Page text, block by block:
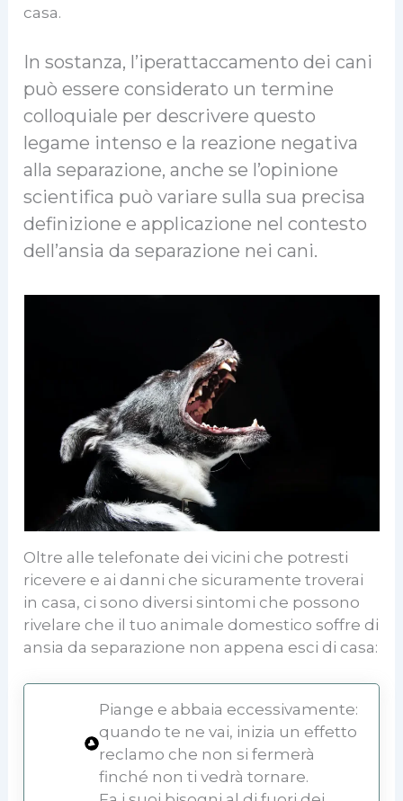
casa.
In sostanza, l’iperattaccamento dei cani
può essere considerato un termine
colloquiale per descrivere questo
legame intenso e la reazione negativa
alla separazione, anche se l’opinione
scientifica può variare sulla sua precisa
definizione e applicazione nel contesto
dell’ansia da separazione nei cani.
Oltre alle telefonate dei vicini che potresti
ricevere e ai danni che sicuramente troverai
in casa, ci sono diversi sintomi che possono
rivelare che il tuo animale domestico soffre di
ansia da separazione non appena esci di casa:
Piange e abbaia eccessivamente:
quando te ne vai, inizia un effetto
reclamo che non si fermerà
finché non ti vedrà tornare.